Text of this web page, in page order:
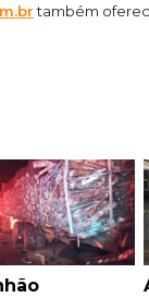
também